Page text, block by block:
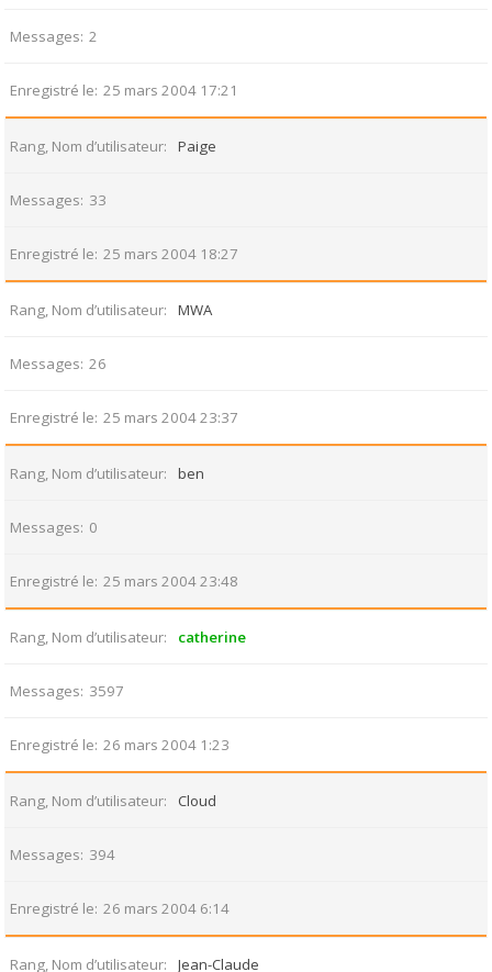
Messages 2
Enregistré le 25 mars 2004 17:21
Rang, Nom d’utilisateur Paige
Messages 33
Enregistré le 25 mars 2004 18:27
Rang, Nom d’utilisateur MWA
Messages 26
Enregistré le 25 mars 2004 23:37
Rang, Nom d’utilisateur ben
Messages 0
Enregistré le 25 mars 2004 23:48
Rang, Nom d’utilisateur catherine
Messages 3597
Enregistré le 26 mars 2004 1:23
Rang, Nom d’utilisateur Cloud
Messages 394
Enregistré le 26 mars 2004 6:14
Rang, Nom d’utilisateur Jean-Claude